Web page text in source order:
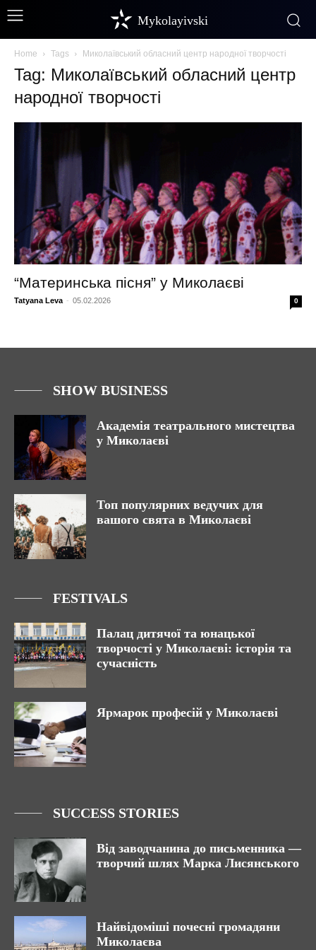
Mykolayivski
Home Tags Миколаївський обласний центр народної творчості
Tag: Миколаївський обласний центр
народної творчості
“Материнська пісня” у Миколаєві
Tatyana Leva - 05.02.2026 0
SHOW BUSINESS
Академія театрального мистецтва
у Миколаєві
Топ популярних ведучих для
вашого свята в Миколаєві
FESTIVALS
Палац дитячої та юнацької
творчості у Миколаєві: історія та
сучасність
Ярмарок професій у Миколаєві
SUCCESS STORIES
Від заводчанина до письменника —
творчий шлях Марка Лисянського
Найвідоміші почесні громадяни
Миколаєва